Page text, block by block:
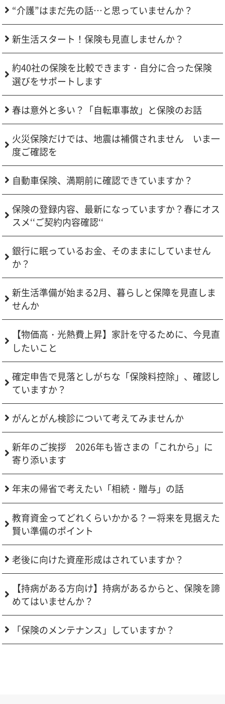
“介護”はまだ先の話…と思っていませんか？
新生活スタート！保険も見直しませんか？
約40社の保険を比較できます・自分に合った保険
選びをサポートします
春は意外と多い？「自転車事故」と保険のお話
火災保険だけでは、地震は補償されません いま一
度ご確認を
自動車保険、満期前に確認できていますか？
保険の登録内容、最新になっていますか？春にオス
スメ‘‘ご契約内容確認‘‘
銀行に眠っているお金、そのままにしていません
か？
新生活準備が始まる2月、暮らしと保障を見直しま
せんか
【物価高・光熱費上昇】家計を守るために、今見直
したいこと
確定申告で見落としがちな「保険料控除」、確認し
ていますか？
がんとがん検診について考えてみませんか
新年のご挨拶 2026年も皆さまの「これから」に
寄り添います
年末の帰省で考えたい「相続・贈与」の話
教育資金ってどれくらいかかる？ー将来を見据えた
賢い準備のポイント
老後に向けた資産形成はされていますか？
【持病がある方向け】持病があるからと、保険を諦
めてはいませんか？
「保険のメンテナンス」していますか？